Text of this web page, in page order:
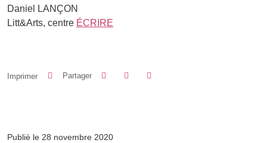
Daniel LANÇON
Litt&Arts, centre ÉCRIRE
Imprimer Partager Partager sur Facebook
Partager sur LinkedIn
Publié le 28 novembre 2020